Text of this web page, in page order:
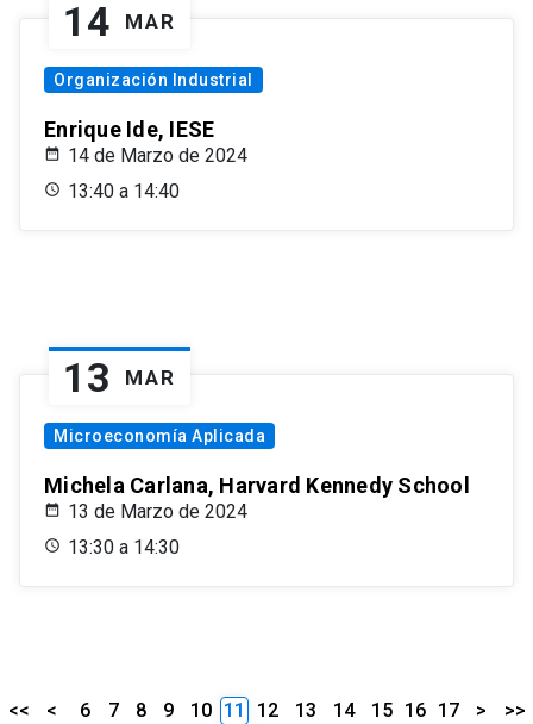
14 MAR
Organización Industrial
Enrique Ide, IESE
14 de Marzo de 2024
13:40 a 14:40
13 MAR
Microeconomía Aplicada
Michela Carlana, Harvard Kennedy School
13 de Marzo de 2024
13:30 a 14:30
<< < 6 7 8 9 10 11 12 13 14 15 16 17 > >>